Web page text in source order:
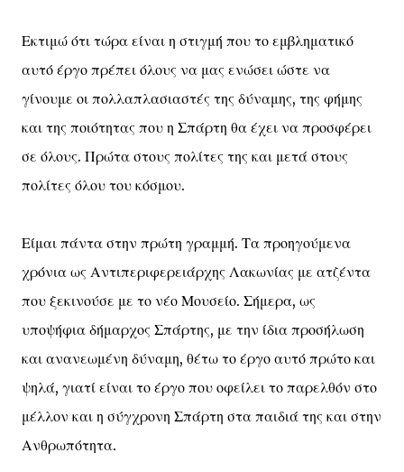
Εκτιμώ ότι τώρα είναι η στιγμή που το εμβληματικό
αυτό έργο πρέπει όλους να μας ενώσει ώστε να
γίνουμε οι πολλαπλασιαστές της δύναμης, της φήμης
και της ποιότητας που η Σπάρτη θα έχει να προσφέρει
σε όλους. Πρώτα στους πολίτες της και μετά στους
πολίτες όλου του κόσμου.
Είμαι πάντα στην πρώτη γραμμή. Τα προηγούμενα
χρόνια ως Αντιπεριφερειάρχης Λακωνίας με ατζέντα
που ξεκινούσε με το νέο Μουσείο. Σήμερα, ως
υποψήφια δήμαρχος Σπάρτης, με την ίδια προσήλωση
και ανανεωμένη δύναμη, θέτω το έργο αυτό πρώτο και
ψηλά, γιατί είναι το έργο που οφείλει το παρελθόν στο
μέλλον και η σύγχρονη Σπάρτη στα παιδιά της και στην
Ανθρωπότητα.